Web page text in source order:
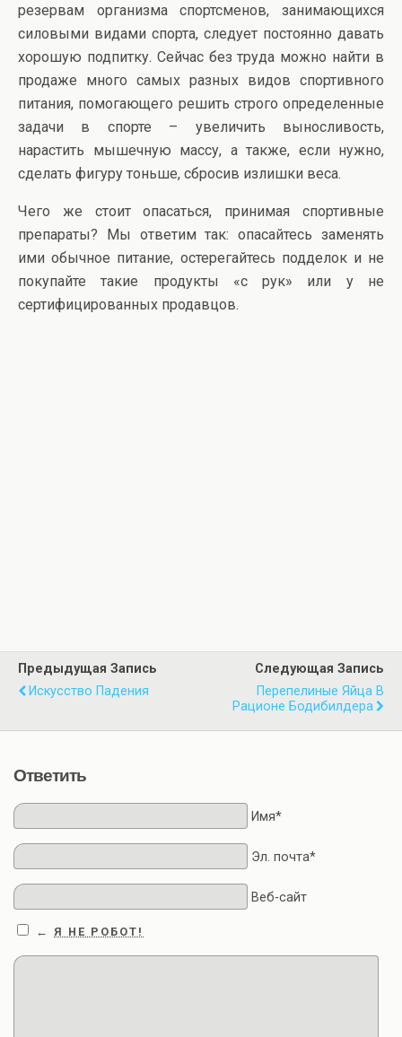
резервам организма спортсменов, занимающихся
силовыми видами спорта, следует постоянно давать
хорошую подпитку. Сейчас без труда можно найти в
продаже много самых разных видов спортивного
питания, помогающего решить строго определенные
задачи в спорте – увеличить выносливость,
нарастить мышечную массу, а также, если нужно,
сделать фигуру тоньше, сбросив излишки веса.
Чего же стоит опасаться, принимая спортивные
препараты? Мы ответим так: опасайтесь заменять
ими обычное питание, остерегайтесь подделок и не
покупайте такие продукты «с рук» или у не
сертифицированных продавцов.
Предыдущая Запись
Искусство Падения
Следующая Запись
Перепелиные Яйца В
Рационе Бодибилдера
Ответить
Имя*
Эл. почта*
Веб-сайт
← Я НЕ РОБОТ!